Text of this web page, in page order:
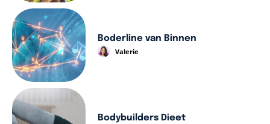
Boderline van Binnen
Valerie
Bodybuilders Dieet